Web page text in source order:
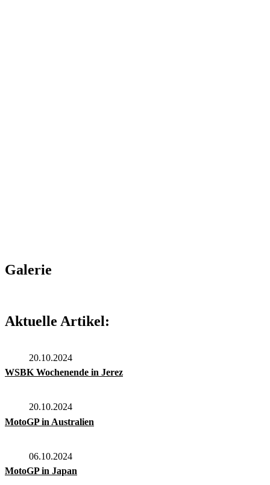
Galerie
Aktuelle Artikel:
20.10.2024
WSBK Wochenende in Jerez
20.10.2024
MotoGP in Australien
06.10.2024
MotoGP in Japan